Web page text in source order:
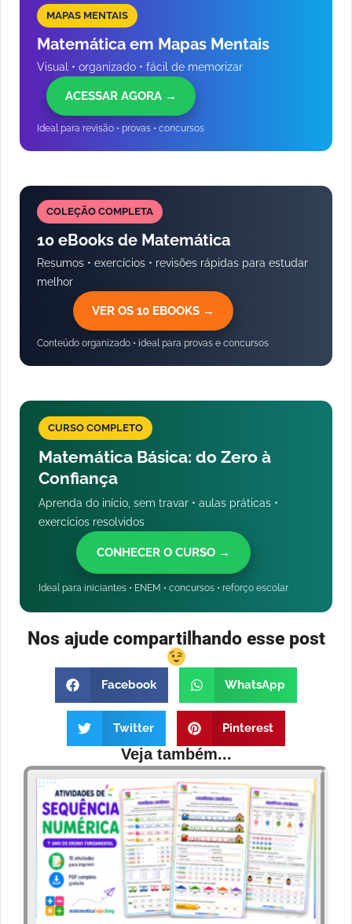
MAPAS MENTAIS
Matemática em Mapas Mentais
Visual • organizado • fácil de memorizar
ACESSAR AGORA →
Ideal para revisão • provas • concursos
COLEÇÃO COMPLETA
10 eBooks de Matemática
Resumos • exercícios • revisões rápidas para estudar
melhor
VER OS 10 EBOOKS →
Conteúdo organizado • ideal para provas e concursos
CURSO COMPLETO
Matemática Básica: do Zero à
Confiança
Aprenda do início, sem travar • aulas práticas •
exercícios resolvidos
CONHECER O CURSO →
Ideal para iniciantes • ENEM • concursos • reforço escolar
Nos ajude compartilhando esse post
Facebook WhatsApp
Twitter Pinterest
Veja também...